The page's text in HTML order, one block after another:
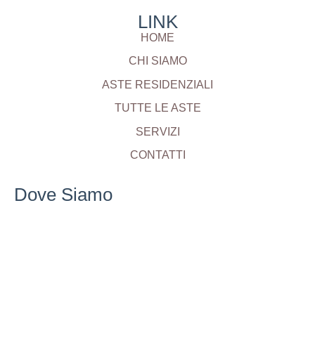
LINK
HOME
CHI SIAMO
ASTE RESIDENZIALI
TUTTE LE ASTE
SERVIZI
CONTATTI
Dove Siamo